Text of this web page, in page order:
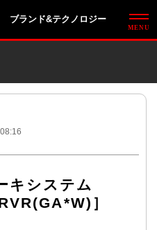
ブランド&テクノロジー
キシステム
］